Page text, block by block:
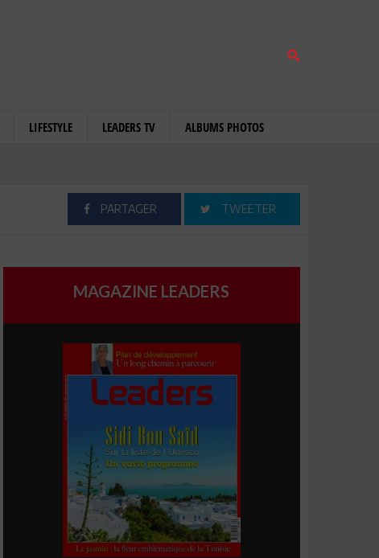
LIFESTYLE LEADERS TV ALBUMS PHOTOS
PARTAGER TWEETER
MAGAZINE LEADERS